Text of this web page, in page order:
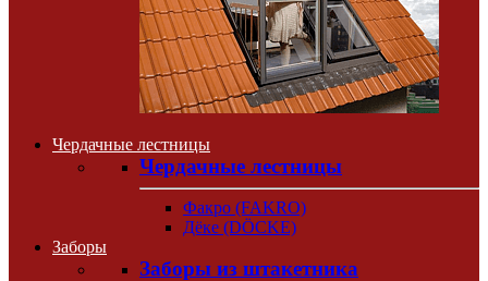
Чердачные лестницы
Чердачные лестницы
Факро (FAKRO)
Дёке (DÖCKE)
Заборы
Заборы из штакетника